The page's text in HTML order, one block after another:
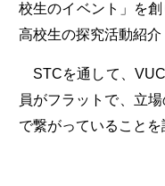
校生のイベント」を創
高校生の探究活動紹介
STCを通して、
員がフラットで、立
で繋がっていることを